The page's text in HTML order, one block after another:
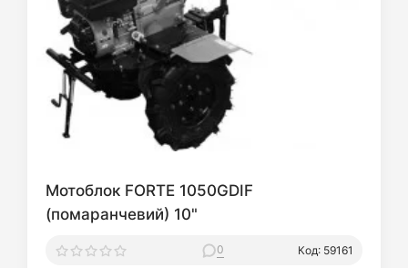
Мотоблок FORTE 1050GDIF
(помаранчевий) 10"
0 Код: 59161